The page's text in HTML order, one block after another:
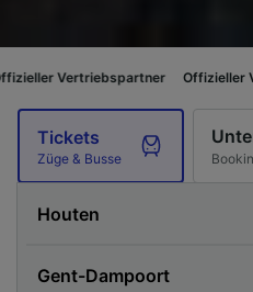
Offizieller
Tickets
Züge & Busse